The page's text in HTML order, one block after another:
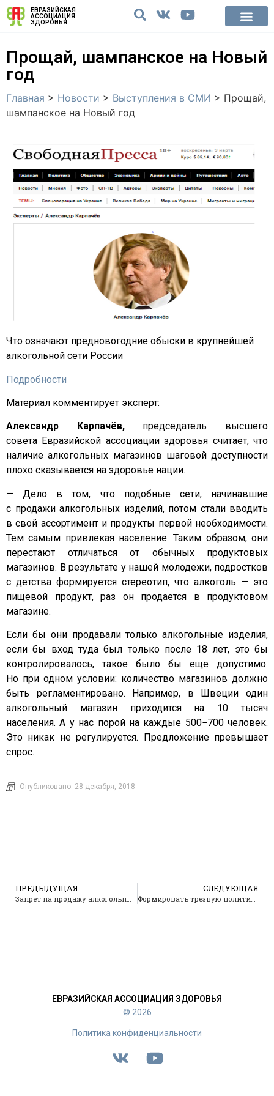
ЕВРАЗИЙСКАЯ
АССОЦИАЦИЯ
ЗДОРОВЬЯ
Прощай, шампанское на Новый
год
Главная > Новости > Выступления в СМИ > Прощай,
шампанское на Новый год
Что означают предновогодние обыски в крупнейшей
алкогольной сети России
Подробности
Материал комментирует эксперт:
Александр Карпачёв, председатель высшего
совета Евразийской ассоциации здоровья считает, что
наличие алкогольных магазинов шаговой доступности
плохо сказывается на здоровье нации.
— Дело в том, что подобные сети, начинавшие
с продажи алкогольных изделий, потом стали вводить
в свой ассортимент и продукты первой необходимости.
Тем самым привлекая население. Таким образом, они
перестают отличаться от обычных продуктовых
магазинов. В результате у нашей молодежи, подростков
с детства формируется стереотип, что алкоголь — это
пищевой продукт, раз он продается в продуктовом
магазине.
Если бы они продавали только алкогольные изделия,
если бы вход туда был только после 18 лет, это бы
контролировалось, такое было бы еще допустимо.
Но при одном условии: количество магазинов должно
быть регламентировано. Например, в Швеции один
алкогольный магазин приходится на 10 тысяч
населения. А у нас порой на каждые 500−700 человек.
Это никак не регулируется. Предложение превышает
спрос.
Опубликовано: 28 декабря, 2018
ПРЕДЫДУЩАЯ СЛЕДУЮЩАЯ
Формировать трезвую политику. Телеканал Звезда
ЕВРАЗИЙСКАЯ АССОЦИАЦИЯ ЗДОРОВЬЯ
© 2026
Политика конфиденциальности